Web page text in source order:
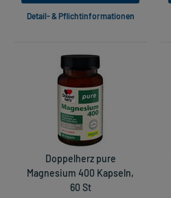
Detail- & Pflichtinformationen
Doppelherz pure
Magnesium 400 Kapseln,
60 St